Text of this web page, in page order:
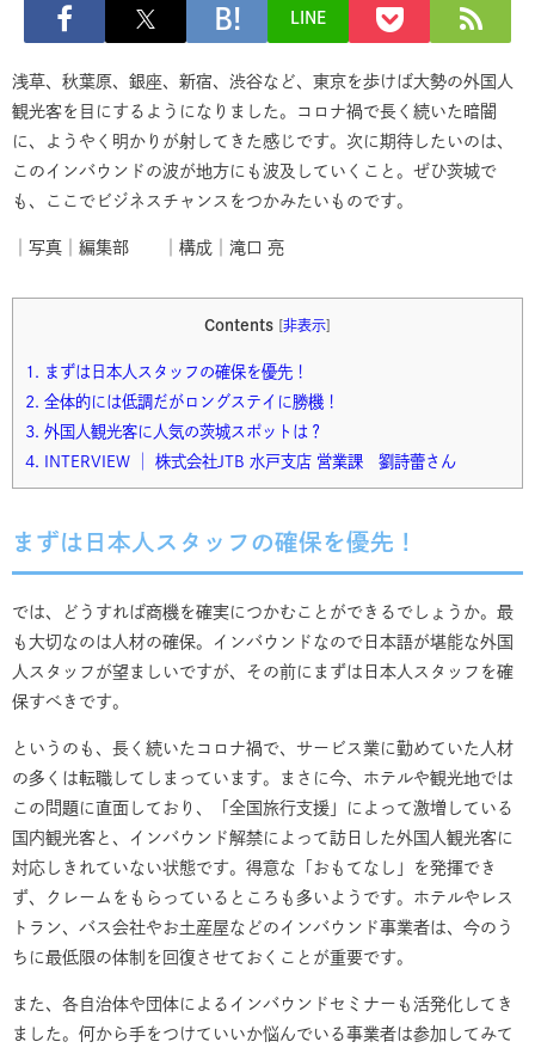
LINE
浅草、秋葉原、銀座、新宿、渋谷など、東京を歩けば大勢の外国人
観光客を目にするようになりました。コロナ禍で長く続いた暗闇
に、ようやく明かりが射してきた感じです。次に期待したいのは、
このインバウンドの波が地方にも波及していくこと。ぜひ茨城で
も、ここでビジネスチャンスをつかみたいものです。
│写真│編集部 │構成│滝口 亮
Contents 非表示
1.
まずは日本人スタッフの確保を優先！
2.
全体的には低調だがロングステイに勝機！
3. 外国人観光客に人気の茨城スポットは？
4.
INTERVIEW │ 株式会社JTB 水戸支店 営業課 劉詩蕾さん
まずは日本人スタッフの確保を優先！
では、どうすれば商機を確実につかむことができるでしょうか。最
も大切なのは人材の確保。インバウンドなので日本語が堪能な外国
人スタッフが望ましいですが、その前にまずは日本人スタッフを確
保すべきです。
というのも、長く続いたコロナ禍で、サービス業に勤めていた人材
の多くは転職してしまっています。まさに今、ホテルや観光地では
この問題に直面しており、「全国旅行支援」によって激増している
国内観光客と、インバウンド解禁によって訪日した外国人観光客に
対応しきれていない状態です。得意な「おもてなし」を発揮でき
ず、クレームをもらっているところも多いようです。ホテルやレス
トラン、バス会社やお土産屋などのインバウンド事業者は、今のう
ちに最低限の体制を回復させておくことが重要です。
また、各自治体や団体によるインバウンドセミナーも活発化してき
ました。何から手をつけていいか悩んでいる事業者は参加してみて